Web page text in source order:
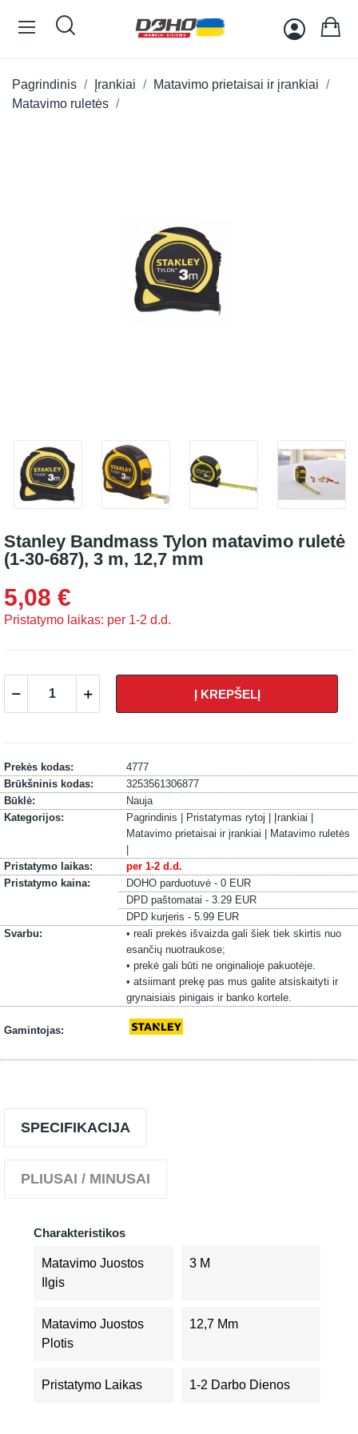
Pagrindinis Įrankiai
Matavimo prietaisai ir įrankiai
Matavimo ruletės
Stanley Bandmass Tylon matavimo ruletė
(1-30-687), 3 m, 12,7 mm
5,08 €
Pristatymo laikas: per 1-2 d.d.
Į KREPŠELĮ
Prekės kodas:
4777
Brūkšninis kodas:
3253561306877
Būklė:
Nauja
Kategorijos:
Pagrindinis | Pristatymas rytoj |
Įrankiai |
Matavimo prietaisai ir įrankiai |
Matavimo ruletės
Pristatymo laikas:
per 1-2 d.d.
Pristatymo kaina:
DOHO parduotuvė - 0 EUR
DPD paštomatai - 3.29 EUR
DPD kurjeris - 5.99 EUR
Svarbu:
• reali prekės išvaizda gali šiek tiek skirtis nuo
esančių nuotraukose;
• prekė gali būti ne originalioje pakuotėje.
• atsiimant prekę pas mus galite atsiskaityti ir
grynaisiais pinigais ir banko kortele.
Gamintojas:
SPECIFIKACIJA
PLIUSAI / MINUSAI
Charakteristikos
Matavimo Juostos
Ilgis
3 M
Matavimo Juostos
Plotis
12,7 Mm
Pristatymo Laikas 1-2 Darbo Dienos